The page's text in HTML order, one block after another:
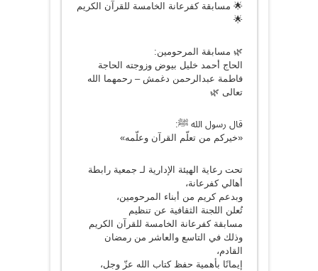
🌟 مسابقة كفرعانة الخامسة للقرآن الكريم
🌟
🌿 مسابقة المرحومين:
الحاج أحمد خليل بيوض وزوجته الحاجة
فاطمة عبدالرحمن دغمش – رحمهما الله
تعالى 🌿
قال رسول الله ﷺ:
«خيركم من تعلّم القرآن وعلّمه»
تحت رعاية الهيئة الإدارية لـ جمعية رابطة
أهالي كفرعانة،
وبدعم كريم من أبناء المرحومين،
تُعلن اللجنة الثقافية عن تنظيم
مسابقة كفرعانة الخامسة للقرآن الكريم
وذلك في التاسع والعاشر من رمضان
القادم،
إيمانًا بأهمية حفظ كتاب الله عزّ وجل،